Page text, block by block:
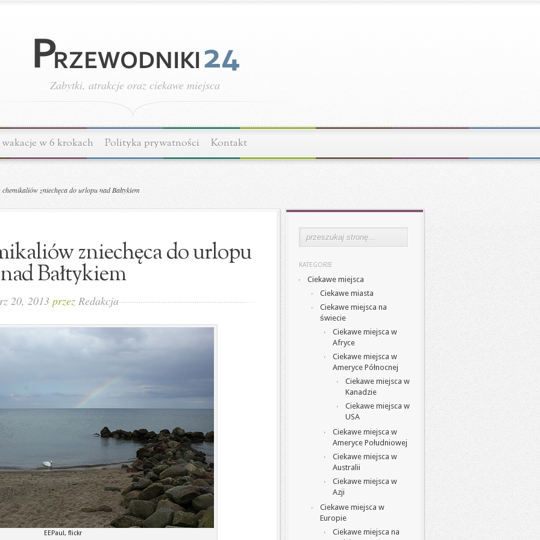
Zabytki, atrakcje oraz ciekawe miejsca
w 6 krokach Polityka prywatności Kontakt
zniechęca do urlopu nad Bałtykiem
zniechęca do urlopu
nad Bałtykiem
20, 2013 przez Redakcja
EEPaul, flickr
KATEGORIE
Ciekawe miejsca
Ciekawe miasta
Ciekawe miejsca na
świecie
Ciekawe miejsca w
Afryce
Ciekawe miejsca w
Ameryce Północnej
Ciekawe miejsca w
Kanadzie
Ciekawe miejsca w
USA
Ciekawe miejsca w
Ameryce Południowej
Ciekawe miejsca w
Australii
Ciekawe miejsca w
Azji
Ciekawe miejsca w
Europie
Ciekawe miejsca na